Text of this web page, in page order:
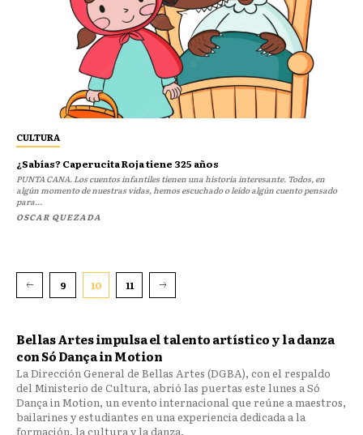
Bellas Artes impulsa el talento artístico y la danza
con Só Dança in Motion
La Dirección General de Bellas Artes (DGBA), con el respaldo
del Ministerio de Cultura, abrió las puertas este lunes a Só
Dança in Motion, un evento internacional que reúne a maestros,
bailarines y estudiantes en una experiencia dedicada a la
formación, la cultura y la danza.
CULTURA
¿Sabías? Caperucita Roja tiene 325 años
PUNTA CANA. Los cuentos infantiles tienen una historia interesante. Todos, en
algún momento de nuestras vidas, hemos escuchado o leído algún cuento pensado
para...
OSCAR QUEZADA
9 10 11